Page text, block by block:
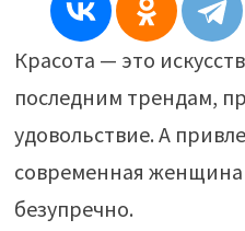
Красота — это
последним трендам,
удовольствие. А
современная
безупречно.